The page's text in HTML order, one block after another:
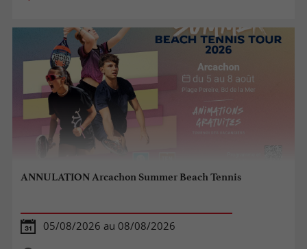
ANNULATION Arcachon Summer Beach Tennis
05/08/2026 au 08/08/2026